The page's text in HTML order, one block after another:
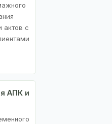
актов с
АПК и